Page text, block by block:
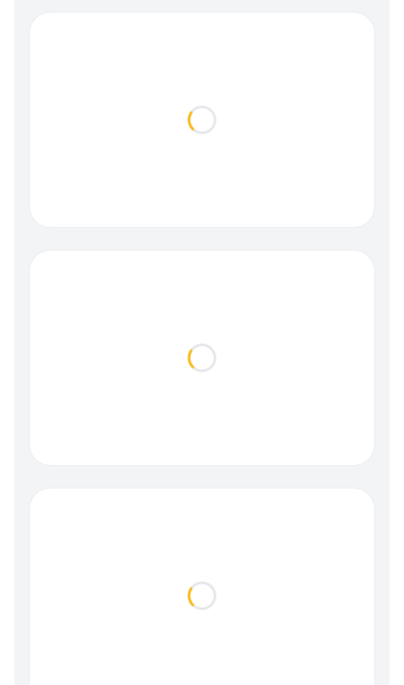
Loading...
Loading...
Loading...